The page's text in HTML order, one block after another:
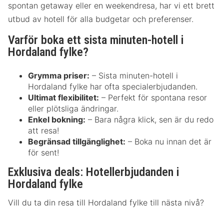
spontan getaway eller en weekendresa, har vi ett brett
utbud av hotell för alla budgetar och preferenser.
Varför boka ett sista minuten-hotell i
Hordaland fylke?
Grymma priser: – Sista minuten-hotell i
Hordaland fylke har ofta specialerbjudanden.
Ultimat flexibilitet: – Perfekt för spontana resor
eller plötsliga ändringar.
Enkel bokning: – Bara några klick, sen är du redo
att resa!
Begränsad tillgänglighet: – Boka nu innan det är
för sent!
Exklusiva deals: Hotellerbjudanden i
Hordaland fylke
Vill du ta din resa till Hordaland fylke till nästa nivå?